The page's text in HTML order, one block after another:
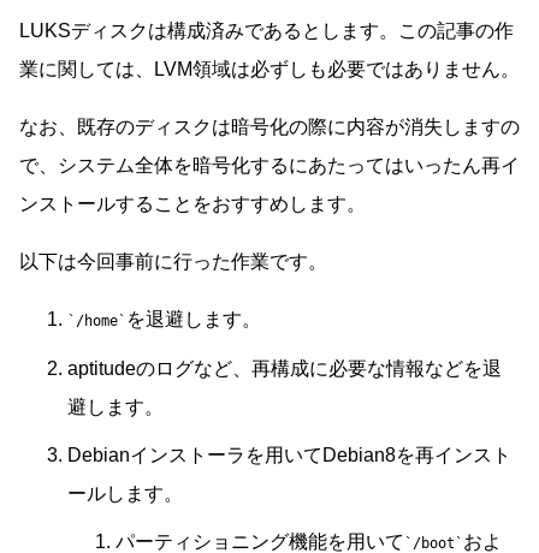
LUKSディスクは構成済みであるとします。この記事の作
業に関しては、LVM領域は必ずしも必要ではありません。
なお、既存のディスクは暗号化の際に内容が消失しますの
で、システム全体を暗号化するにあたってはいったん再イ
ンストールすることをおすすめします。
以下は今回事前に行った作業です。
/home を退避します。
aptitudeのログなど、再構成に必要な情報などを退
避します。
Debianインストーラを用いてDebian8を再インスト
ールします。
パーティショニング機能を用いて /boot
およ